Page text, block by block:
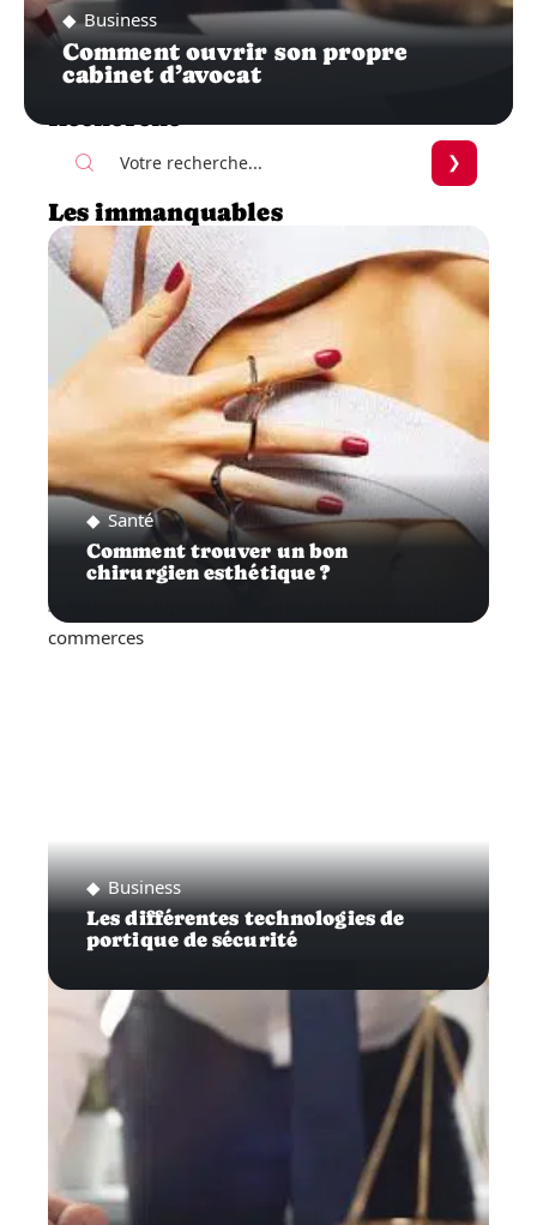
Business
Comment ouvrir son propre
cabinet d’avocat
Les immanquables
Santé
Comment trouver un bon
chirurgien esthétique ?
Business
Les différentes technologies de
portique de sécurité